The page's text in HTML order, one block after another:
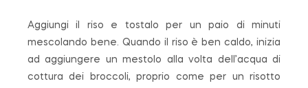
Aggiungi il riso e tostalo per un paio di minuti
mescolando bene. Quando il riso è ben caldo, inizia
ad aggiungere un mestolo alla volta dell’acqua di
cottura dei broccoli, proprio come per un risotto